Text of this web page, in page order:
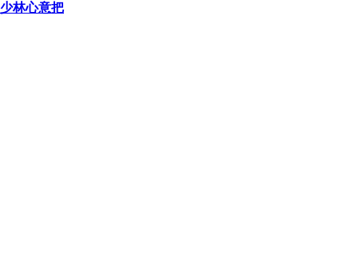
少林心意把